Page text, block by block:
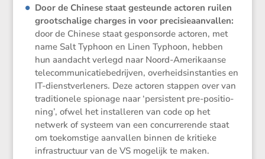
Door de Chinese staat gesteunde actoren ruilen
groot­scha­lige charges in voor preci­sie­aan­vallen:
door de Chinese staat gespon­sorde actoren, met
name Salt Typhoon en Linen Typhoon, hebben
hun aandacht verlegd naar Noord-Ameri­kaanse
telecom­mu­ni­ca­tie­be­drijven, overheids­in­stan­ties en
IT-dienst­ver­le­ners. Deze actoren stappen over van
tradi­ti­o­nele spionage naar ‘persis­tent pre-positi­o­
ning’, ofwel het instal­leren van code op het
netwerk of systeem van een concur­re­rende staat
om toekom­stige aanvallen binnen de kritieke
infra­struc­tuur van de VS mogelijk te maken.